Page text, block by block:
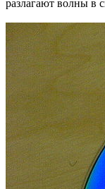
разлагают волны в